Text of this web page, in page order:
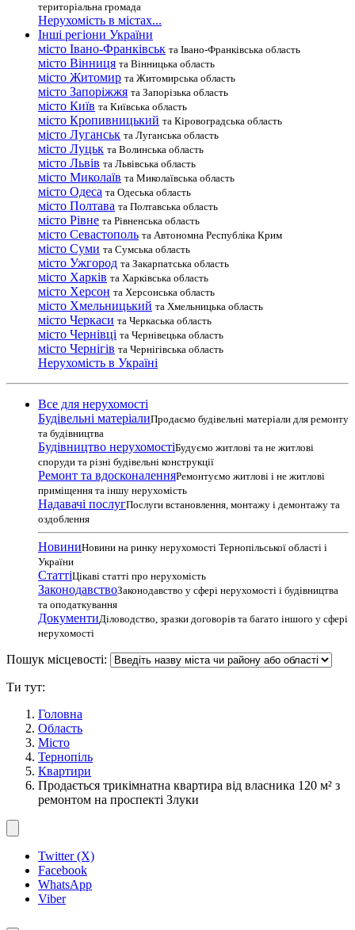
територіальна громада
Нерухомість в містах...
Інші регіони України
місто Івано-Франківськ та Івано-Франківська область
місто Вінниця та Вінницька область
місто Житомир та Житомирська область
місто Запоріжжя та Запорізька область
місто Київ та Київська область
місто Кропивницький та Кіровоградська область
місто Луганськ та Луганська область
місто Луцьк та Волинська область
місто Львів та Львівська область
місто Миколаїв та Миколаївська область
місто Одеса та Одеська область
місто Полтава та Полтавська область
місто Рівне та Рівненська область
місто Севастополь та Автономна Республіка Крим
місто Суми та Сумська область
місто Ужгород та Закарпатська область
місто Харків та Харківська область
місто Херсон та Херсонська область
місто Хмельницький та Хмельницька область
місто Черкаси та Черкаська область
місто Чернівці та Чернівецька область
місто Чернігів та Чернігівська область
Нерухомість в Україні
Все для нерухомості
Будівельні матеріалиПродаємо будівельні матеріали для ремонту
та будівництва
Будівництво нерухомостіБудуємо житлові та не житлові
споруди та різні будівельні конструкції
Ремонт та вдосконаленняРемонтуємо житлові і не житлові
приміщення та іншу нерухомість
Надавачі послугПослуги встановлення, монтажу і демонтажу та
оздоблення
НовиниНовини на ринку нерухомості Тернопільської області і
України
СтаттіЦікаві статті про нерухомість
ЗаконодавствоЗаконодавство у сфері нерухомості і будівництва
та оподаткування
ДокументиДіловодство, зразки договорів та багато іншого у сфері
нерухомості
Пошук місцевості:
Ти тут:
Головна
Область
Місто
Тернопіль
Квартири
Продається трикімнатна квартира від власника 120 м² з
ремонтом на проспекті Злуки
Twitter (X)
Facebook
WhatsApp
Viber